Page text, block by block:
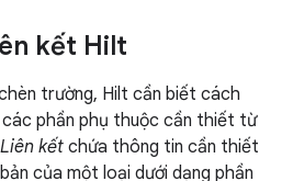
kết Hilt
trường, Hilt cần biết cách
phần phụ thuộc cần thiết từ
Liên kết chứa thông tin cần thiết
của một loại dưới dạng phần